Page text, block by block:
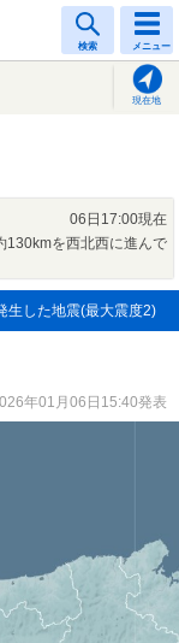
検索 メニュー
現在地
06日17:00現在
130kmを西北西に進んで
生した地震(最大震度2)
年01月06日15:40発表